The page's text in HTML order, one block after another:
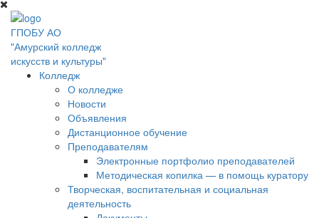
ГПОБУ АО
"Амурский колледж
искусств и культуры"
Колледж
О колледже
Новости
Объявления
Дистанционное обучение
Преподавателям
Электронные портфолио преподавателей
Методическая копилка — в помощь куратору
Творческая, воспитательная и социальная
деятельность